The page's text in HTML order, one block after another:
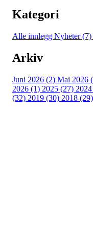
Kategori
Alle innlegg Nyheter (7)
Arkiv
Juni 2026 (2) Mai 2026
2026 (1) 2025 (27)
(32) 2019 (30) 2018 (29)